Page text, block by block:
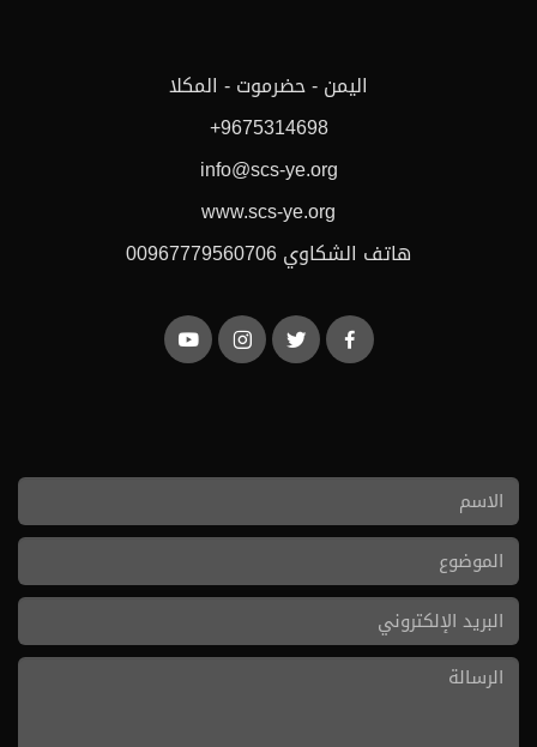
اليمن - حضرموت - المكلا
+9675314698
info@scs-ye.org
www.scs-ye.org
هاتف الشكاوي 00967779560706